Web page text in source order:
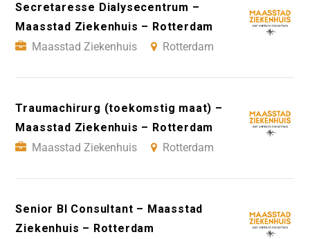
Secretaresse Dialysecentrum –
Maasstad Ziekenhuis – Rotterdam
Maasstad Ziekenhuis
Rotterdam
Traumachirurg (toekomstig maat) –
Maasstad Ziekenhuis – Rotterdam
Maasstad Ziekenhuis
Rotterdam
Senior BI Consultant – Maasstad
Ziekenhuis – Rotterdam